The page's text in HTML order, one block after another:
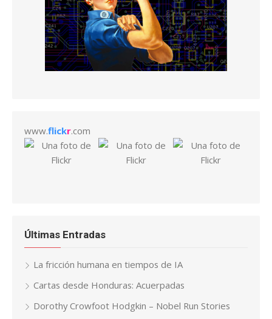
www.flickr.com
Últimas Entradas
La fricción humana en tiempos de IA
Cartas desde Honduras: Acuerpadas
Dorothy Crowfoot Hodgkin – Nobel Run Stories